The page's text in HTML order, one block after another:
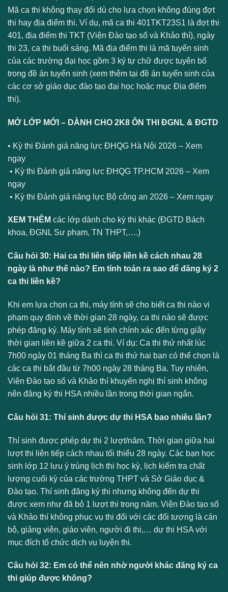
Mã ca thi không thay đổi dù cho lựa chọn không đúng đợt
thi hay địa điểm thi. Ví dụ, mã ca thi 401TKT23S1 là đợt thi
401, địa điểm thi TKT (Viện Đào tạo số và Khảo thí), ngày
thi 23, ca thi buổi sáng. Mã địa điểm thi là mã tuyển sinh
của các trường đại học gồm 3 ký tự chữ được tuyên bố
trong đề án tuyển sinh (xem thêm tại đề án tuyển sinh của
các cơ sở giáo dục đào tạo đại học hoặc mục Địa điểm
thi).
MỞ LỚP MỚI – DÀNH CHO 2K8 ÔN THI ĐGNL & ĐGTD
• Kỳ thi Đánh giá năng lực ĐHQG Hà Nội 2026 – Xem
ngay
• Kỳ thi Đánh giá năng lực ĐHQG TP.HCM 2026 – Xem
ngay
• Kỳ thi Đánh giá năng lực Bộ công an 2026 – Xem ngay
XEM THÊM các lớp dành cho kỳ thi khác (ĐGTD Bách
khoa, ĐGNL Sư phạm, TN THPT,….)
Câu hỏi 30: Hai ca thi liên tiếp liền kề cách nhau 28
ngày là như thế nào? Em tính toán ra sao để đăng ký 2
ca thi liền kề?
Khi em lựa chọn ca thi, máy tính sẽ cho biết ca thi nào vi
phạm quy định về thời gian 28 ngày, ca thi nào sẽ được
phép đăng ký. Máy tính sẽ tính chính xác đến từng giây
thời gian liền kề giữa 2 ca thi. Ví dụ: Ca thi thứ nhất lúc
7h00 ngày 01 tháng Ba thì ca thi thứ hai bạn có thể chọn là
các ca thi bắt đầu từ 7h00 ngày 28 tháng Ba. Tuy nhiên,
Viện Đào tạo số và Khảo thí khuyến nghị thí sinh không
nên đăng ký thi HSA nhiều lần trong thời gian ngắn.
Câu hỏi 31: Thí sinh được dự thi HSA bao nhiêu lần?
Thí sinh được phép dự thi 2 lượt/năm. Thời gian giữa hai
lượt thi liên tiếp cách nhau tối thiểu 28 ngày. Các bạn học
sinh lớp 12 lưu ý trùng lịch thi học kỳ, lịch kiểm tra chất
lượng cuối kỳ của các trường THPT và Sở Giáo dục &
Đào tạo. Thí sinh đăng ký thi nhưng không đến dự thi
được xem như đã bỏ 1 lượt thi trong năm. Viện Đào tạo số
và Khảo thí không phục vụ thi đối với các đối tượng là cán
bộ, giảng viên, giáo viên, người đi thi,… dự thi HSA với
mục đích tổ chức dịch vụ luyện thi.
Câu hỏi 32: Em có thể nên nhờ người khác đăng ký ca
thi giúp được không?